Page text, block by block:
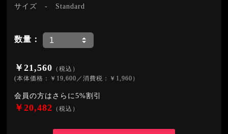
サイズ - Standard
数量：
￥21,560 （税込）
(本体価格：￥19,600／消費税：￥1,960）
会員の方はさらに5%割引
￥20,482 （税込）